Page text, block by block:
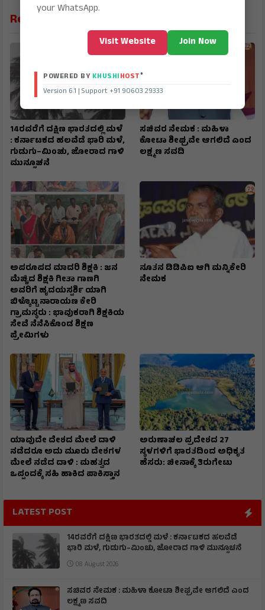
Related News
14ರವರೆಗೆ ದಕ್ಷಿಣ ಭಾರತದಲ್ಲಿ ಮಳೆ
: ಕರ್ನಾಟಕದ ಹಲವೆಡೆ ಭಾರಿ ಮಳೆ,
ಗುಡುಗು–ಮಿಂಚು, ಜೋರಾದ ಗಾಳಿ
ಮುನ್ಸೂಚನೆ
ಸಚಿವರ ನೇಮಕ : ಮಹಿಳಾ
ಕೋಟಾ ಶೀಘ್ರವೇ ಆಗಲಿದೆ ಎಂದ
ಲಕ್ಷ್ಮಣ ಸವದಿ
ಅಪರೂಪದ ಮಾದರಿ ಶಿಕ್ಷಕಿ : ಜನ
ಮೆಚ್ಚಿದ ಶಿಕ್ಷಕಿ ಗೀತಾ ಗಾಣಗಿ
ಅವರಿಗೆ ಹೃದಯಸ್ಪರ್ಶಿ ಯಾಗಿ
ಬಿಳ್ಕೊಟ್ಟ ನಾರಾಯಣ ಕೇರಿ
ಗ್ರಾಮಸ್ಥರು : ಭಾವುಕರಾಗಿ ಶಿಕ್ಷಕಿಯ
ಸೇವೆ ನೆನೆಸಿಕೊಂಡ ಶಿಕ್ಷಣ
ಪ್ರೇಮಿಗಳು
ನೂತನ ಡಿಡಿಪಿಐ ಆಗಿ ಮನ್ನಿಕೇರಿ
ನೇಮಕ
ಯಾವುದೇ ದೇಶದ ಮೇಲೆ ದಾಳಿ
ನಡೆದರೂ ಅದು ಮೂರು ದೇಶಗಳ
ಮೇಲೆ ನಡೆದ ದಾಳಿ : ಮಹತ್ವದ
ಒಪ್ಪಂದಕ್ಕೆ ಸಹಿ ಹಾಕಿದ ಪಾಕಿಸ್ತಾನ
ಅರುಣಾಚಲ ಪ್ರದೇಶದ 27
ಸ್ಥಳಗಳಿಗೆ ಭಾರತದಿಂದ ಅಧಿಕೃತ
ಹೆಸರು: ಚೀನಾಕ್ಕೆ ತಿರುಗೇಟು
LATEST POST
14ರವರೆಗೆ ದಕ್ಷಿಣ ಭಾರತದಲ್ಲಿ ಮಳೆ : ಕರ್ನಾಟಕದ ಹಲವೆಡೆ
ಭಾರಿ ಮಳೆ, ಗುಡುಗು–ಮಿಂಚು, ಜೋರಾದ ಗಾಳಿ ಮುನ್ಸೂಚನೆ
08 August 2026
ಸಚಿವರ ನೇಮಕ : ಮಹಿಳಾ ಕೋಟಾ ಶೀಘ್ರವೇ ಆಗಲಿದೆ ಎಂದ
ಲಕ್ಷ್ಮಣ ಸವದಿ
your WhatsApp.
Visit Website Join Now
POWERED BY KHUSHIHOST®
Version 6.1 | Support +91 90603 29333